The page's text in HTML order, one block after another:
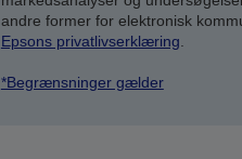
andre former for elektronisk
Epsons privatlivserklæring
*Begrænsninger gælder